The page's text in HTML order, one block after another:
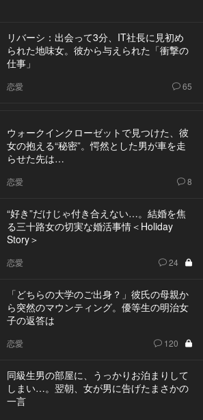
リバーシ：出会って3分、IT社長に見初め
られた地味女。彼から与えられた「衝撃の
仕事」
恋愛 65
ウォークインクローゼットで見つけた、彼
女の抱える“秘密”。愕然とした男が車を走
らせた先は…
恋愛 8
“好き”だけじゃ付き合えない…。結婚を焦
る三十路女の切実な婚活事情＜Holiday
Story＞
恋愛 24
「どちらの大学のご出身？」彼氏の母親か
ら突然のマウンティング。優等生の明治女
子の返答は
恋愛 120
同級生男の部屋に、うっかりお泊まりして
しまい…。翌朝、女が男に告げたまさかの
一言